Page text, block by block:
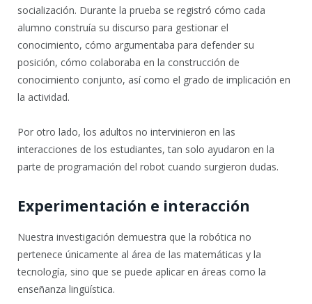
socialización. Durante la prueba se registró cómo cada
alumno construía su discurso para gestionar el
conocimiento, cómo argumentaba para defender su
posición, cómo colaboraba en la construcción de
conocimiento conjunto, así como el grado de implicación en
la actividad.
Por otro lado, los adultos no intervinieron en las
interacciones de los estudiantes, tan solo ayudaron en la
parte de programación del robot cuando surgieron dudas.
Experimentación e interacción
Nuestra investigación demuestra que la robótica no
pertenece únicamente al área de las matemáticas y la
tecnología, sino que se puede aplicar en áreas como la
enseñanza lingüística.